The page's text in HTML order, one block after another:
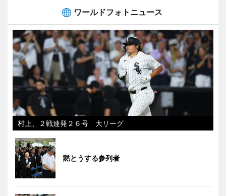
ワールドフォトニュース
村上、２戦連発２６号 大リーグ
黙とうする参列者